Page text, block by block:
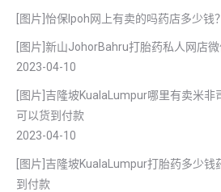
[图片]怡保lpoh网上有卖的吗药店多少钱
[图片]新山JohorBahru打胎药私人网店
2023-04-10
[图片]吉隆坡KualaLumpur哪里有卖米
可以货到付款
2023-04-10
[图片]吉隆坡KualaLumpur打胎药多少
到付款